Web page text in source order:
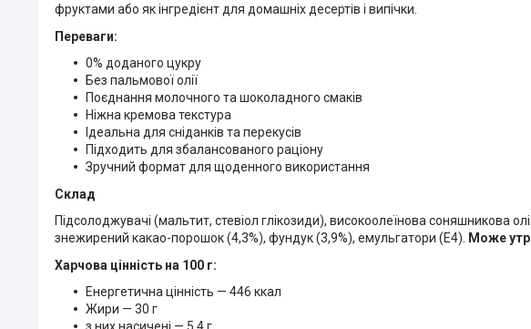
фруктами або як інгредієнт для домашніх десертів і випічки.
Переваги:
0% доданого цукру
Без пальмової олії
Поєднання молочного та шоколадного смаків
Ніжна кремова текстура
Ідеальна для сніданків та перекусів
Підходить для збалансованого раціону
Зручний формат для щоденного використання
Склад
Підсолоджувачі (мальтит, стевіол глікозиди), високоолеїнова соняшникова
знежирений какао-порошок (4,3%), фундук (3,9%), емульгатори (E4). Може
Харчова цінність на 100 г:
Енергетична цінність — 446 ккал
Жири — 30 г
з них насичені — 5,4 г